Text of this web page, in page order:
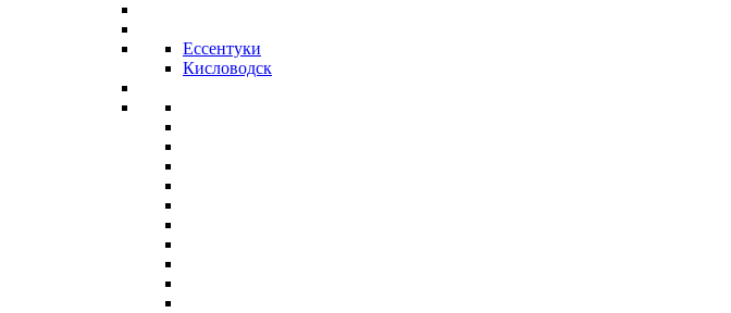
Ессентуки
Кисловодск